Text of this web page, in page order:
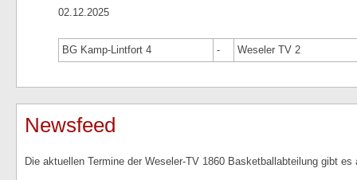
02.12.2025
BG Kamp-Lintfort 4 - Weseler TV 2
Newsfeed
Die aktuellen Termine der Weseler-TV 1860 Basketballabteilung gibt